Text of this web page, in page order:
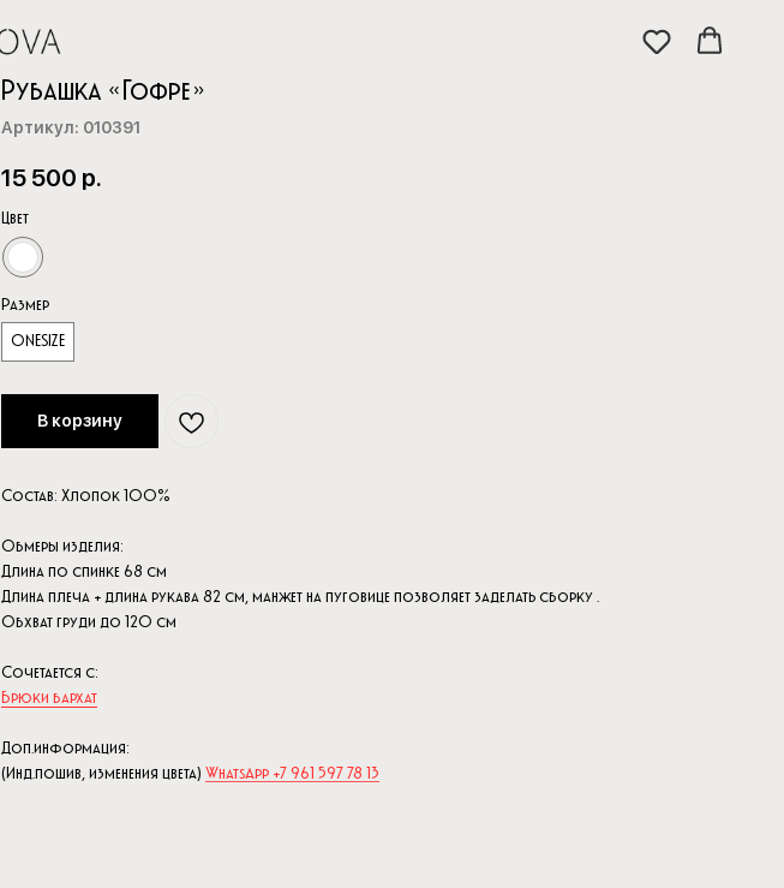
Рубашка «Гофре»
Артикул: 010391
15 500 р.
Цвет
Размер
ONESIZE
В корзину
Состав: Хлопок 100%
Обмеры изделия:
Длина по спинке 68 см
Длина плеча + длина рукава 82 см, манжет на пуговице позволяет заделать сборку .
Обхват груди до 120 см
Сочетается с:
Брюки бархат
Доп.информация:
(Инд.пошив, изменения цвета) WhatsApp +7 961 597 78 13